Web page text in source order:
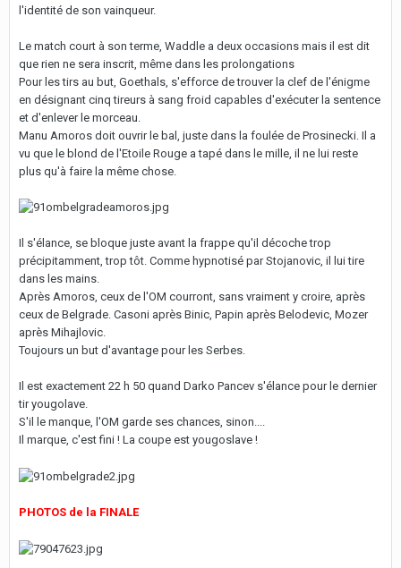
l'identité de son vainqueur.
Le match court à son terme, Waddle a deux occasions mais il est dit
que rien ne sera inscrit, même dans les prolongations
Pour les tirs au but, Goethals, s'efforce de trouver la clef de l'énigme
en désignant cinq tireurs à sang froid capables d'exécuter la sentence
et d'enlever le morceau.
Manu Amoros doit ouvrir le bal, juste dans la foulée de Prosinecki. Il a
vu que le blond de l'Etoile Rouge a tapé dans le mille, il ne lui reste
plus qu'à faire la même chose.
Il s'élance, se bloque juste avant la frappe qu'il décoche trop
précipitamment, trop tôt. Comme hypnotisé par Stojanovic, il lui tire
dans les mains.
Après Amoros, ceux de l'OM courront, sans vraiment y croire, après
ceux de Belgrade. Casoni après Binic, Papin après Belodevic, Mozer
après Mihajlovic.
Toujours un but d'avantage pour les Serbes.
Il est exactement 22 h 50 quand Darko Pancev s'élance pour le dernier
tir yougolave.
S'il le manque, l'OM garde ses chances, sinon....
Il marque, c'est fini ! La coupe est yougoslave !
PHOTOS de la FINALE